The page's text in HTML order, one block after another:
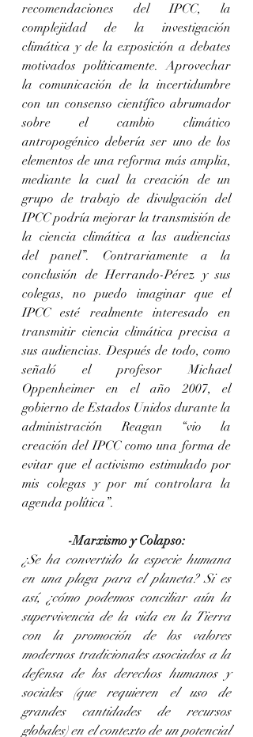
recomendaciones del IPCC, la
complejidad de la investigación
climática y de la exposición a debates
motivados políticamente. Aprovechar
la comunicación de la incertidumbre
con un consenso científico abrumador
sobre el cambio climático
antropogénico debería ser uno de los
elementos de una reforma más amplia,
mediante la cual la creación de un
grupo de trabajo de divulgación del
IPCC podría mejorar la transmisión de
la ciencia climática a las audiencias
del panel”. Contrariamente a la
conclusión de Herrando-Pérez y sus
colegas, no puedo imaginar que el
IPCC esté realmente interesado en
transmitir ciencia climática precisa a
sus audiencias. Después de todo, como
señaló el profesor Michael
Oppenheimer en el año 2007, el
gobierno de Estados Unidos durante la
administración Reagan “vio la
creación del IPCC como una forma de
evitar que el activismo estimulado por
mis colegas y por mí controlara la
agenda política”.
-Marxismo y Colapso:
¿Se ha convertido la especie humana
en una plaga para el planeta? Si es
así, ¿cómo podemos conciliar aún la
supervivencia de la vida en la Tierra
con la promoción de los valores
modernos tradicionales asociados a la
defensa de los derechos humanos y
sociales (que requieren el uso de
grandes cantidades de recursos
globales) en el contexto de un potencial